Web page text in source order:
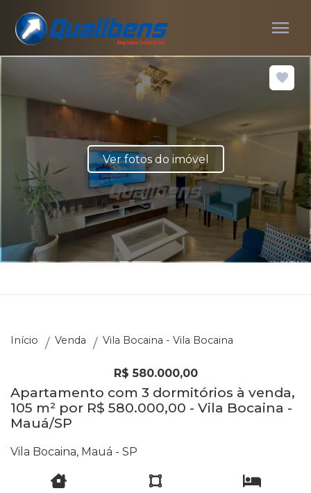
menu
Ver fotos do imóvel
Início Venda Vila Bocaina - Vila Bocaina
R$ 580.000,00
Apartamento com 3 dormitórios à venda,
105 m² por R$ 580.000,00 - Vila Bocaina -
Mauá/SP
Vila Bocaina, Mauá - SP